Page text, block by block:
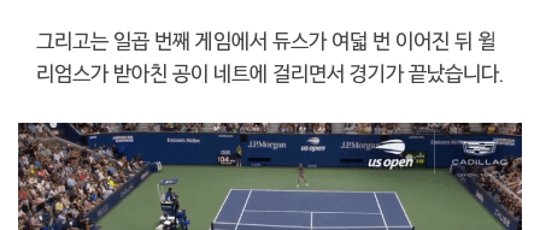
그리고는 일곱 번째 게임에서 듀스가 여덟 번 이어진 뒤 윌
리엄스가 받아친 공이 네트에 걸리면서 경기가 끝났습니다.